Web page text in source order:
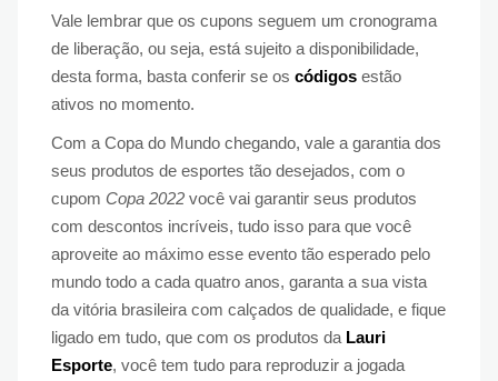
Vale lembrar que os cupons seguem um cronograma
de liberação, ou seja, está sujeito a disponibilidade,
desta forma, basta conferir se os códigos estão
ativos no momento.
Com a Copa do Mundo chegando, vale a garantia dos
seus produtos de esportes tão desejados, com o
cupom Copa 2022 você vai garantir seus produtos
com descontos incríveis, tudo isso para que você
aproveite ao máximo esse evento tão esperado pelo
mundo todo a cada quatro anos, garanta a sua vista
da vitória brasileira com calçados de qualidade, e fique
ligado em tudo, que com os produtos da Lauri
Esporte, você tem tudo para reproduzir a jogada